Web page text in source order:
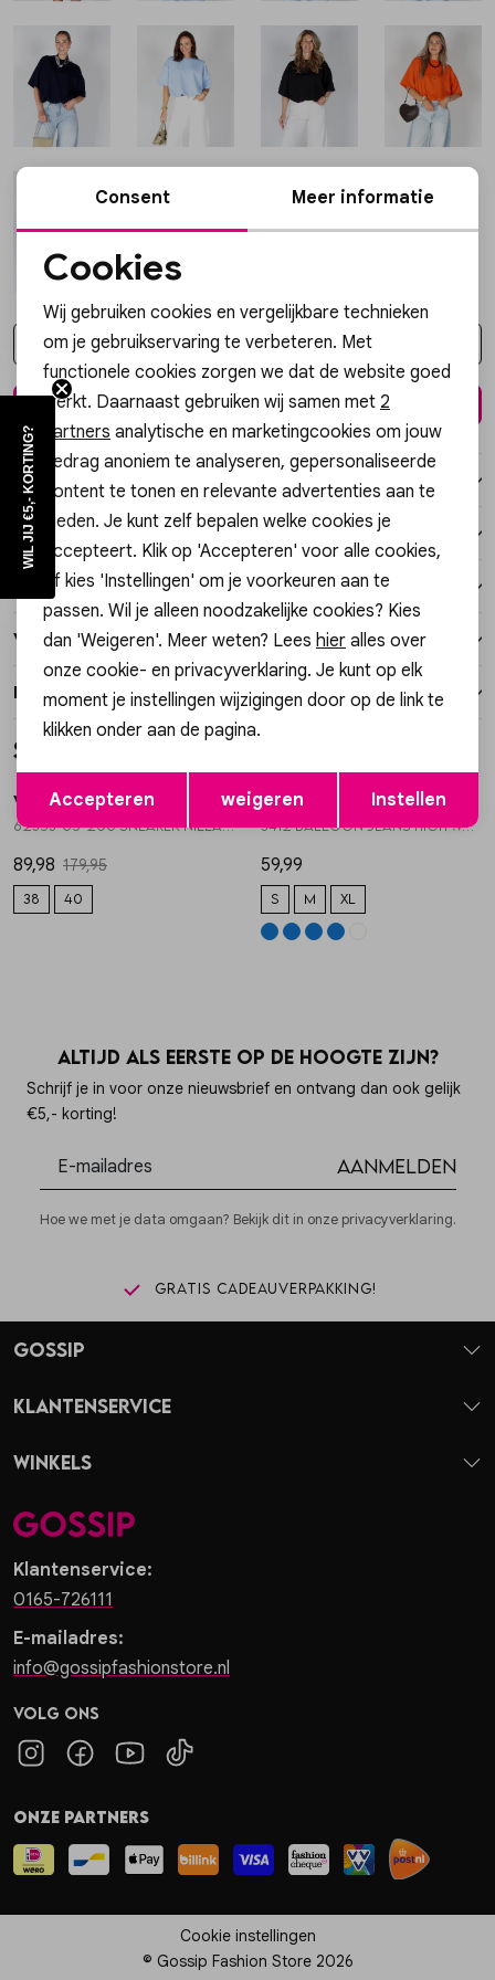
Jassen
Lingerie
Kies een maat
In winkelmand
Over dit item
Winkelvoorraad
Kenmerken
Verzending / Ophalen in de winkel
Retourneren
Style dit met
Via Vai
62353-05-200 SNEAKER NILLA MACY
89,98 179,95
38 40
1/2
Gossip
3412 BALLOON JEANS HIGH WAISTED
59,99
S M XL
Altijd als eerste op de hoogte zijn?
Schrijf je in voor onze nieuwsbrief en ontvang dan ook gelijk
€5,- korting!
Aanmelden
Hoe we met je data omgaan? Bekijk dit in onze privacyverklaring.
Gratis cadeauverpakking!
Klantenservice:
0165-726111
E-mailadres:
info@gossipfashionstore.nl
Volg ons
Gossip
Klantenservice
Winkels
Onze partners
Cookie instellingen
© Gossip Fashion Store 2026
Noodzakelijke cookies
Personalisatie cookies
Analytische cookies
Marketing cookies
Opslaan
Consent Meer informatie
Cookies
Wij gebruiken cookies en vergelijkbare technieken
om je gebruikservaring te verbeteren. Met
functionele cookies zorgen we dat de website goed
werkt. Daarnaast gebruiken wij samen met 2
partners analytische en marketingcookies om jouw
gedrag anoniem te analyseren, gepersonaliseerde
content te tonen en relevante advertenties aan te
bieden. Je kunt zelf bepalen welke cookies je
accepteert. Klik op 'Accepteren' voor alle cookies,
of kies 'Instellingen' om je voorkeuren aan te
passen. Wil je alleen noodzakelijke cookies? Kies
dan 'Weigeren'. Meer weten? Lees hier alles over
onze cookie- en privacyverklaring. Je kunt op elk
moment je instellingen wijzigingen door op de link te
klikken onder aan de pagina.
Accepteren weigeren Instellen
WIL JIJ €5,- KORTING?